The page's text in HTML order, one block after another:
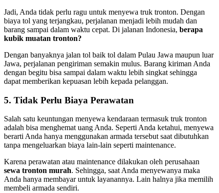
Jadi, Anda tidak perlu ragu untuk menyewa truk tronton. Dengan
biaya tol yang terjangkau, perjalanan menjadi lebih mudah dan
barang sampai dalam waktu cepat. Di jalanan Indonesia, berapa
kubik muatan tronton?
Dengan banyaknya jalan tol baik tol dalam Pulau Jawa maupun luar
Jawa, perjalanan pengiriman semakin mulus. Barang kiriman Anda
dengan begitu bisa sampai dalam waktu lebih singkat sehingga
dapat memberikan kepuasan lebih kepada pelanggan.
5. Tidak Perlu Biaya Perawatan
Salah satu keuntungan menyewa kendaraan termasuk truk tronton
adalah bisa menghemat uang Anda. Seperti Anda ketahui, menyewa
berarti Anda hanya menggunakan armada tersebut saat dibutuhkan
tanpa mengeluarkan biaya lain-lain seperti maintenance.
Karena perawatan atau maintenance dilakukan oleh perusahaan
sewa tronton murah. Sehingga, saat Anda menyewanya maka
Anda hanya membayar untuk layanannya. Lain halnya jika memilih
membeli armada sendiri.